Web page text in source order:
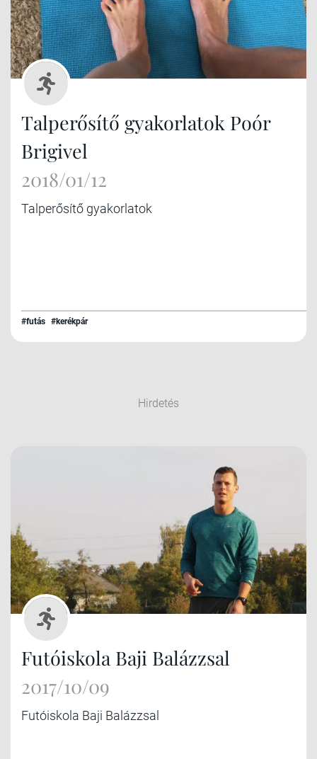
Talperősítő gyakorlatok Poór
Brigivel
2018/01/12
Talperősítő gyakorlatok
#futás #kerékpár
Hirdetés
Futóiskola Baji Balázzsal
2017/10/09
Futóiskola Baji Balázzsal